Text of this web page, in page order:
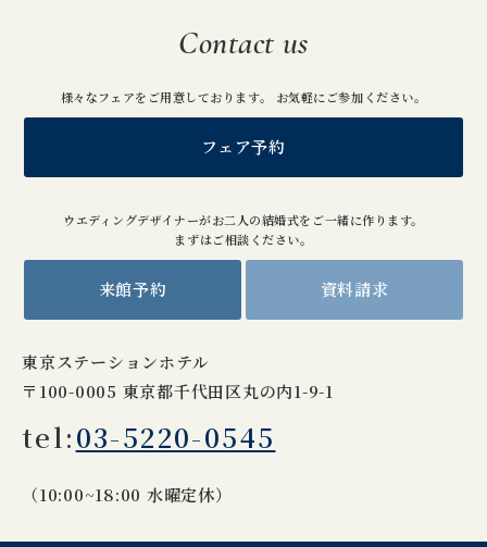
Contact us
様々なフェアをご用意しております。 お気軽にご参加ください。
フェア予約
ウエディングデザイナーがお二人の結婚式をご一緒に作ります。
まずはご相談ください。
来館予約 資料請求
東京ステーションホテル
〒100-0005 東京都千代田区丸の内1-9-1
tel:03-5220-0545
（10:00~18:00 水曜定休）